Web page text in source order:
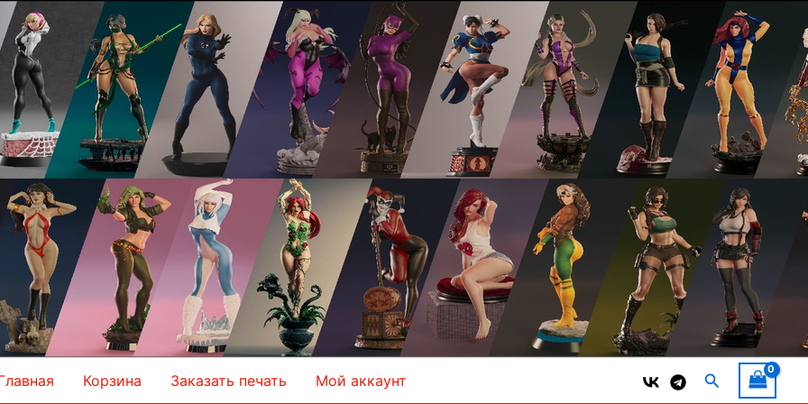
Корзина Заказать печать Мой аккаунт Поиск